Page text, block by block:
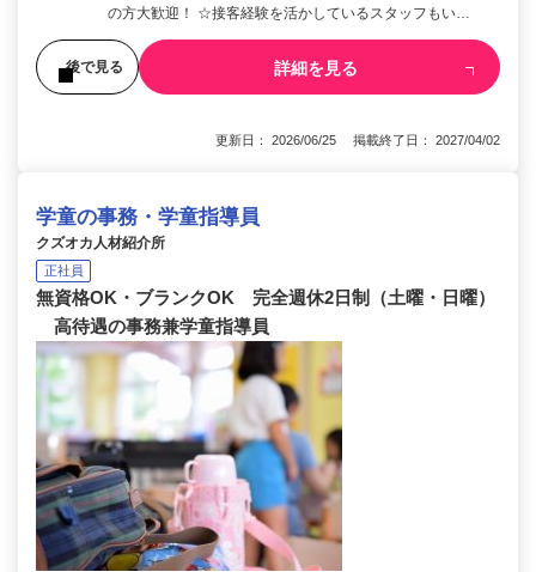
の方大歓迎！ ☆接客経験を活かしているスタッフもい…
後で見る 詳細を見る
更新日： 2026/06/25 掲載終了日： 2027/04/02
学童の事務・学童指導員
クズオカ人材紹介所
正社員
無資格OK・ブランクOK 完全週休2日制（土曜・日曜）
高待遇の事務兼学童指導員